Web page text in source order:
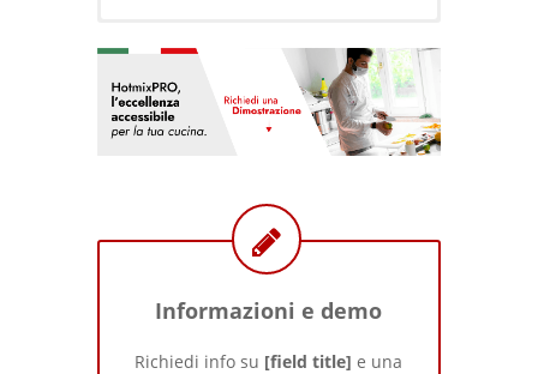
Informazioni e demo
Richiedi info su [field title] e una